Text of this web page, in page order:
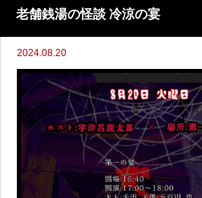
老舗銭湯の怪談 冷涼の宴
2024.08.20